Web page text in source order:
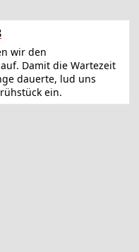
wir den
Damit die Wartezeit
dauerte, lud uns
ein.